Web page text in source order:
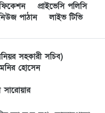
জনির সমর্থনে বিশাল
নেতৃত্বের প্রতীক জনিই
ওয়াক্ ফ এস্টেট লামকাইন
কমিটি গঠন:
সেই বিদ্যালয়েই এমপি
প্রাইভেসি পলিসি
পাঠান
লাইভ টিভি
সহকারী সচিব)
হোসেন
সারোয়ার